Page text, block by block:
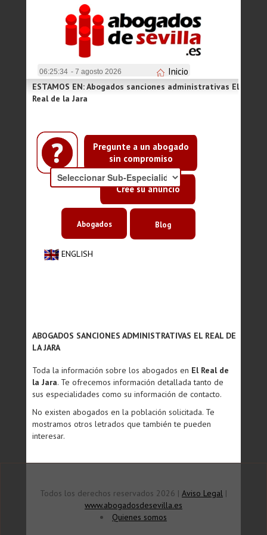
06:25:34 - 7 agosto 2026 Inicio
Pregunte a un abogado
sin compromiso
Cree su anuncio
ESTAMOS EN: Abogados sanciones administrativas El
Real de la Jara
ENGLISH
Abogados Blog
ABOGADOS SANCIONES ADMINISTRATIVAS EL REAL DE
LA JARA
Toda la información sobre los abogados en El Real de
la Jara. Te ofrecemos información detallada tanto de
sus especialidades como su información de contacto.
No existen abogados en la población solicitada. Te
mostramos otros letrados que también te pueden
interesar.
Todos los derechos reservados 2026 | Aviso Legal |
www.abogadosdesevilla.es
Quienes somos